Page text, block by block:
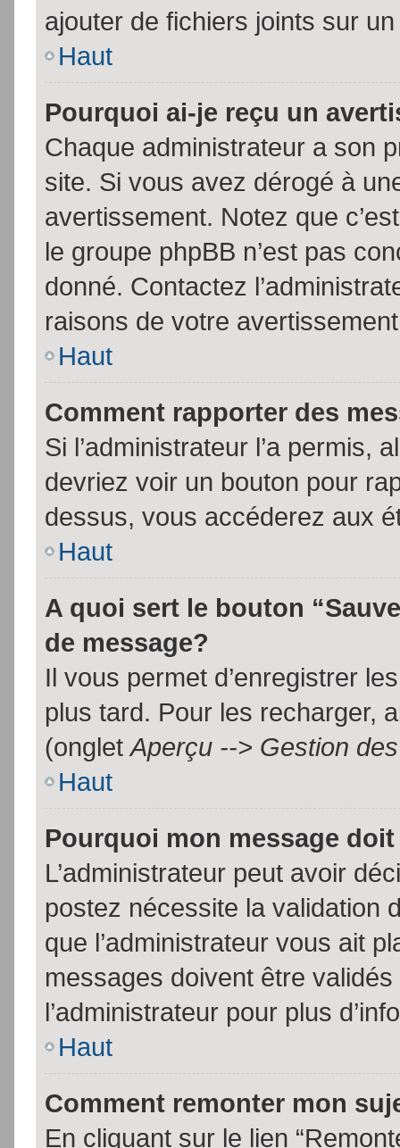
ajouter de fichiers joints sur
Haut
Pourquoi ai-je reçu un
Chaque administrateur a son
site. Si vous avez dérogé à
avertissement. Notez que
le groupe phpBB n’est pas
donné. Contactez
raisons de votre
Haut
Comment rapporter des
Si l’administrateur l’a permis,
devriez voir un bouton pour
dessus, vous accéderez aux
Haut
A quoi sert le bouton
de message?
Il vous permet d’enregistrer
plus tard. Pour les recharger,
(ongletAperçu --> Gestion
Haut
Pourquoi mon message
L’administrateur peut avoir
postez nécessite la validation
que l’administrateur vous ait
messages doivent être
l’administrateur pour plus
Haut
Comment remonter mon
En cliquant sur le lien